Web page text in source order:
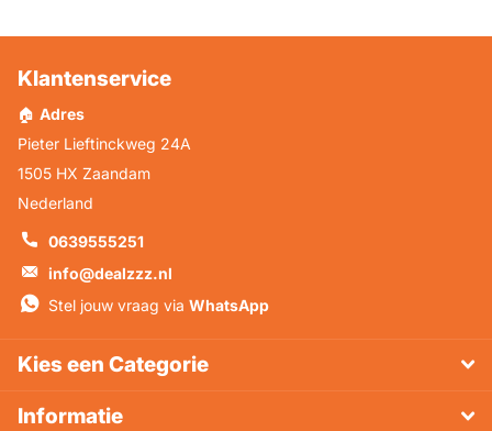
Klantenservice
🏠 Adres
Pieter Lieftinckweg 24A
1505 HX Zaandam
Nederland
0639555251
info@dealzzz.nl
Stel jouw vraag via WhatsApp
Kies een Categorie
Informatie